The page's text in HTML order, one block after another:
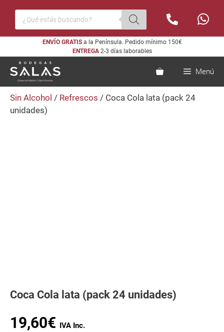
contenido
Búsqueda
de
productos
ENVÍO GRATIS a la Península. Pedido mínimo 150€
ENTREGA 2-3 días laborables
Menú
Sin Alcohol / Refrescos / Coca Cola lata (pack 24
unidades)
Coca Cola lata (pack 24 unidades)
19,60€